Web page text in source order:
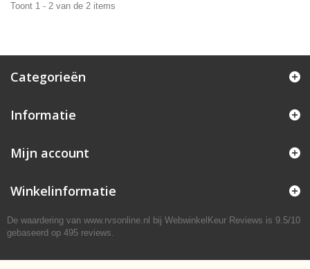
Toont 1 - 2 van de 2 items
Categorieën
Informatie
Mijn account
Winkelinformatie
De waardering van www.rvsonline.nl bij WebwinkelKeur Reviews is 9.5/10
gebaseerd op 495 reviews.